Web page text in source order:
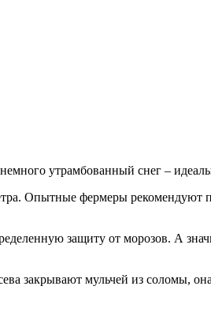
утрамбованный снег –
Опытные фермеры рекомендуют
защиту от морозов. А
закрывают мульчей из соломы,